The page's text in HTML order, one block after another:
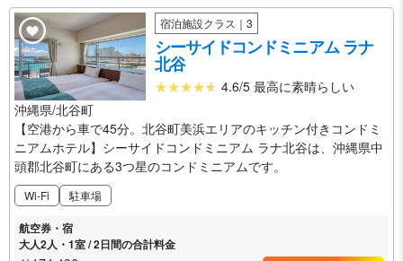
宿泊施設クラス｜3
シーサイドコンドミニアム ラナ
北谷
4.6/5 最高に素晴らしい
沖縄県/北谷町
【空港から車で45分。北谷町美浜エリアのキッチン付きコンドミ
ニアムホテル】シーサイドコンドミニアム ラナ北谷は、沖縄県中
頭郡北谷町にある3つ星のコンドミニアムです。
Wi-Fi 駐車場
航空券・宿
大人2人・1室 / 2日間の合計料金